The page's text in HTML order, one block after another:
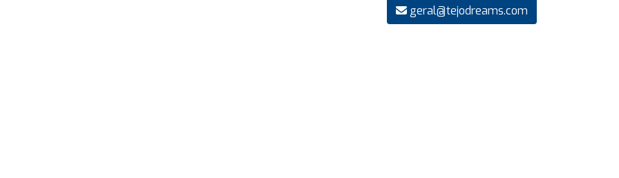
geral@tejodreams.com